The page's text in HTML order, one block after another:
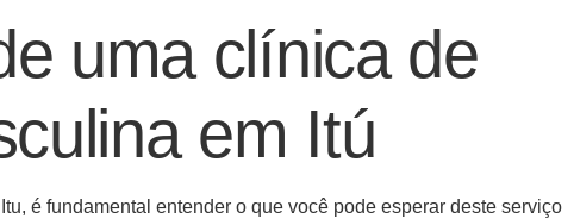
uma clínica de
em Itú
é fundamental entender o que você pode esperar deste serviço